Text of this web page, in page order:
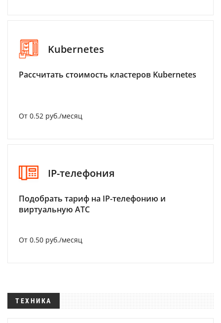
Kubernetes
Рассчитать стоимость кластеров Kubernetes
От 0.52 руб./месяц
IP-телефония
Подобрать тариф на IP-телефонию и
виртуальную АТС
От 0.50 руб./месяц
ТЕХНИКА